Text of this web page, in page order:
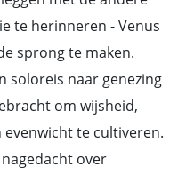
te herinneren - Venus
sprong te maken.
soloreis naar genezing
om wijsheid,
te cultiveren.
over